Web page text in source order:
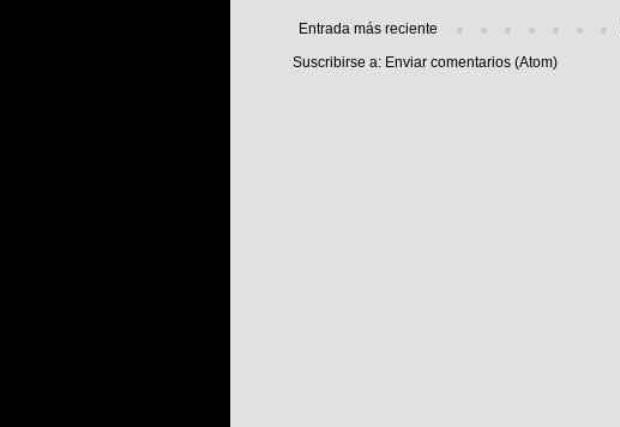
Entrada más reciente
Suscribirse a: Enviar comentarios (Atom)